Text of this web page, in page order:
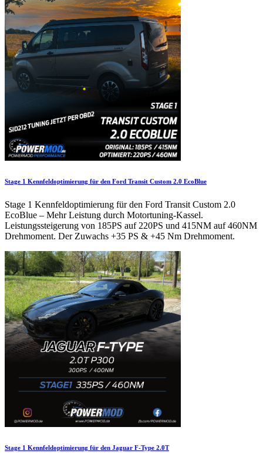
Stage 1 Kennfeldoptimierung für den Ford Transit Custom 2.0 EcoBlue
Stage 1 Kennfeldoptimierung für den Ford Transit Custom 2.0
EcoBlue – Mehr Leistung durch Motortuning-Kassel.
Leistungssteigerung von 185PS auf 220PS und 415NM auf 460NM
Drehmoment. Der Zuwachs +35 PS & +45 Nm Drehmoment.
Stage 1 Kennfeldoptimierung für den Jaguar F-Type 2.0T